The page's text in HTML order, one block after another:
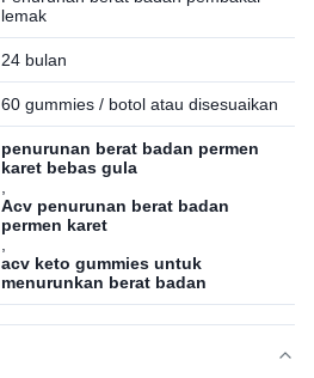
lemak
24 bulan
60 gummies / botol atau disesuaikan
penurunan berat badan permen
karet bebas gula
Acv penurunan berat badan
permen karet
acv keto gummies untuk
menurunkan berat badan